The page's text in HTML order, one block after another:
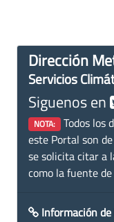
Dirección
Servicios
Siguenos en
NOTA: Todos los
este Portal son
se solicita citar a
como la fuente
Información